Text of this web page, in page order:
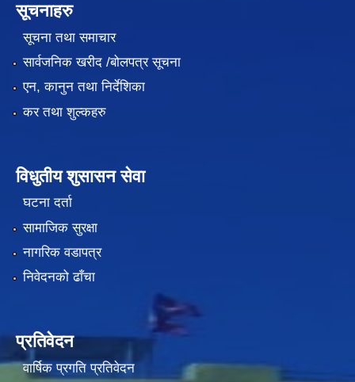
सूचनाहरु
सूचना तथा समाचार
सार्वजनिक खरीद /बोलपत्र सूचना
एन, कानुन तथा निर्देशिका
कर तथा शुल्कहरु
विधुतीय शुसासन सेवा
घटना दर्ता
सामाजिक सुरक्षा
नागरिक वडापत्र
निवेदनको ढाँचा
प्रतिवेदन
वार्षिक प्रगति प्रतिवेदन